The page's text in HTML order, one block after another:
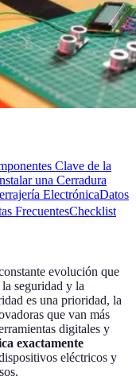
Clave de la
una Cerradura
ElectrónicaDatos
FrecuentesChecklist
evolución que
seguridad y la
es una prioridad, la
que van más
digitales y
exactamente
eléctricos y